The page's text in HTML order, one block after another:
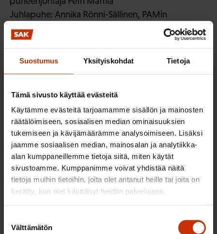
Suostumus Yksityiskohdat Tietoja
Tämä sivusto käyttää evästeitä
Käytämme evästeitä tarjoamamme sisällön ja mainosten
räätälöimiseen, sosiaalisen median ominaisuuksien
tukemiseen ja kävijämäärämme analysoimiseen. Lisäksi
jaamme sosiaalisen median, mainosalan ja analytiikka-
alan kumppaneillemme tietoja siitä, miten käytät
sivustoamme. Kumppanimme voivat yhdistää näitä
tietoja muihin tietoihin, joita olet antanut heille tai joita on
kerätty, kun olet käyttänyt heidän palvelujaan.
valinta
Välttämätön
Juhlapuhe: Annika Rönni-Sällinen, PAMin
puheenjohtaja
Esiintyjät: Mika ja Anssi Duo, Riihimäen
Lasten vappu Riihimäen jäähallin parkkipaikalla
Pomppulinna, poniratsastusta, kasvomaalausta,
karikatyyripiirustuksia, temppurata ja ilmapalloja.
Paikalla Teollisuusliiton, PAMin ja AKT:n teltat, joissa
tarjolla muun muassa makkaraa, munkkeja,
hattaroita, ilmapalloja ja ongintaa.
Sastamala